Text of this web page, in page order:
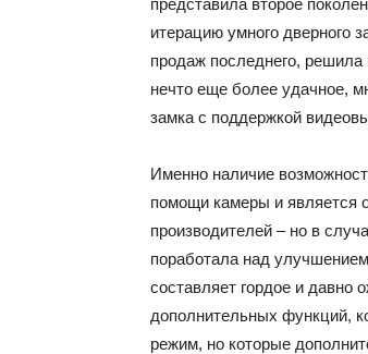
итерацию умного дверного
продаж последнего, решила
нечто еще более удачное,
замка с поддержкой
Именно наличие
помощи камеры и является
производителей – но в
поработала над
составляет гордое и давно
дополнительных функций,
режим, но которые